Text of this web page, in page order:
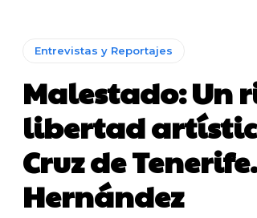
Entrevistas y Reportajes
Malestado: Un
libertad
Cruz de
Hernández